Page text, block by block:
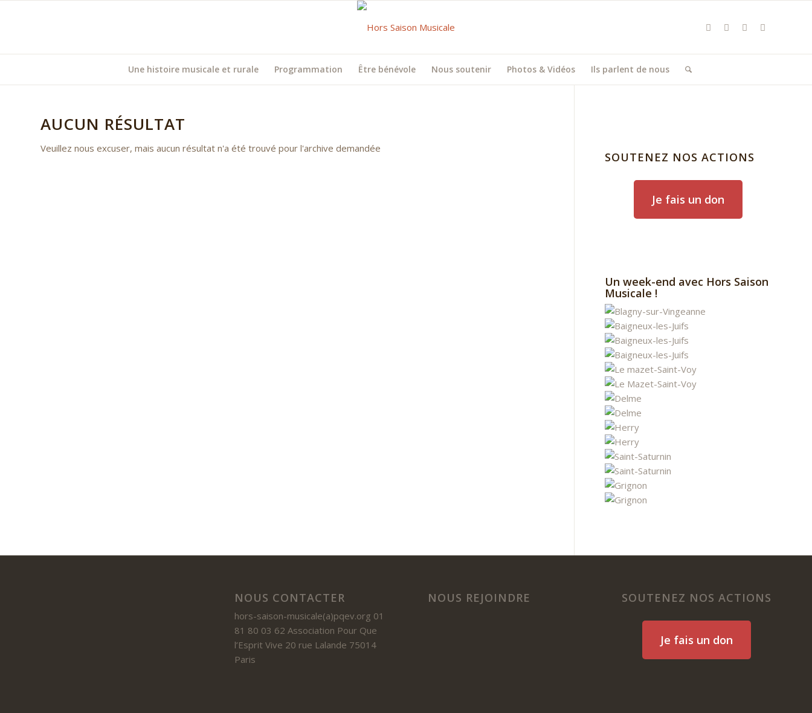
Une histoire musicale et rurale Programmation Être bénévole Nous soutenir Photos & Vidéos Ils parlent de nous
AUCUN RÉSULTAT
Veuillez nous excuser, mais aucun résultat n'a été trouvé pour l'archive demandée
SOUTENEZ NOS ACTIONS
Je fais un don
Un week-end avec Hors Saison
Musicale !
NOUS CONTACTER
hors-saison-musicale(a)pqev.org 01
81 80 03 62 Association Pour Que
l’Esprit Vive 20 rue Lalande 75014
Paris
NOUS REJOINDRE SOUTENEZ NOS ACTIONS
Je fais un don